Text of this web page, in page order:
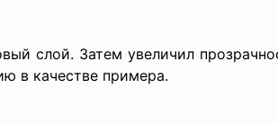
слой. Затем увеличил
в качестве примера.